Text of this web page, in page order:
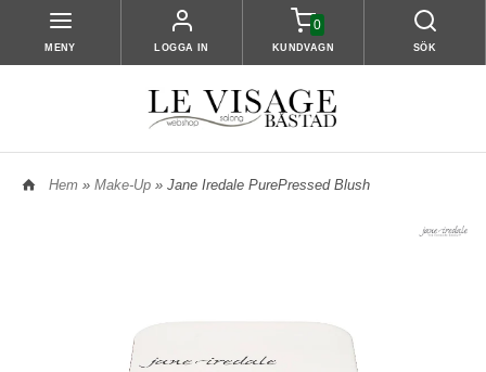
MENY LOGGA IN
0
KUNDVAGN SÖK
Hem » Make-Up » Jane Iredale PurePressed Blush